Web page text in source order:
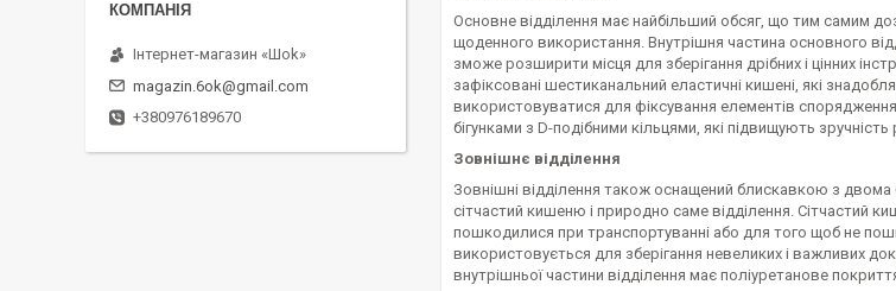
Основне відділення має найбільший обсяг, що тим самим
щоденного використання. Внутрішня частина основного
зможе розширити місця для зберігання дрібних і цінних
зафіксовані шестиканальний еластичні кишені, які
використовуватися для фіксування елементів
бігунками з D-подібними кільцями, які підвищують
Зовнішнє відділення
Зовнішні відділення також оснащений блискавкою з двома
сітчастий кишеню і природно саме відділення. Сітчастий
пошкодилися при транспортуванні або для того щоб не
використовується для зберігання невеликих і важливих
внутрішньої частини відділення має поліуретанове
Інтернет-магазин «Шоk»
magazin.6ok@gmail.com
+380976189670